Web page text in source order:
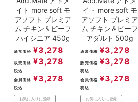
イト more soft モ
アソフト プレミア
ム チキン＆ビーフ
ハイシニア 450g
通常価格 ¥3,278
販売価格 ¥3,278
税込
会員価格 ¥3,278
税込
お気に入りに登録
イト more soft モ
アソフト プレミア
ム チキン＆ビーフ
アダルト 500g
通常価格 ¥3,278
販売価格 ¥3,278
税込
会員価格 ¥3,278
税込
お気に入りに登録